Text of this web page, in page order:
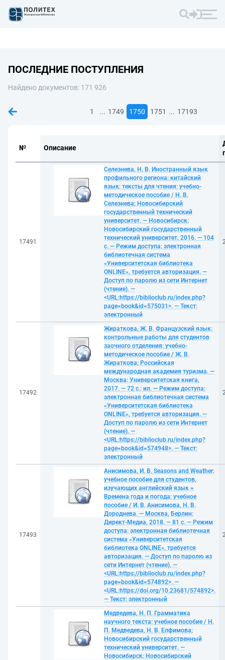
ПОСЛЕДНИЕ ПОСТУПЛЕНИЯ
Найдено документов: 171 926
1 ... 1749 1750 1751 ... 17193
№ Описание
17491
Селезнева, Н. В. Иностранный язык
профильного региона: китайский
язык: тексты для чтения: учебно-
методическое пособие / Н. В.
Селезнева; Новосибирский
государственный технический
университет. — Новосибирск:
Новосибирский государственный
технический университет, 2016. — 104
с. — Режим доступа: электронная
библиотечная система
«Университетская библиотека
ONLINE», требуется авторизация. —
Доступ по паролю из сети Интернет
(чтение). —
<URL:https://biblioclub.ru/index.php?
page=book&id=575031>. — Текст:
электронный
17492
Жираткова, Ж. В. Французский язык:
контрольные работы для студентов
заочного отделения: учебно-
методическое пособие / Ж. В.
Жираткова; Российская
международная академия туризма. —
Москва: Университетская книга,
2017. — 72 с.: ил. — Режим доступа:
электронная библиотечная система
«Университетская библиотека
ONLINE», требуется авторизация. —
Доступ по паролю из сети Интернет
(чтение). —
<URL:https://biblioclub.ru/index.php?
page=book&id=574948>. — Текст:
электронный
17493
Анисимова, И. В. Seasons and Weather:
учебное пособие для студентов,
изучающих английский язык =
Времена года и погода: учебное
пособие / И. В. Анисимова, Н. В.
Дороднева. — Москва, Берлин:
Директ-Медиа, 2018. — 81 с. — Режим
доступа: электронная библиотечная
система «Университетская
библиотека ONLINE», требуется
авторизация. — Доступ по паролю из
сети Интернет (чтение). —
<URL:https://biblioclub.ru/index.php?
page=book&id=574892>. —
<URL:https://doi.org/10.23681/574892>.
— Текст: электронный
Медведева, Н. П. Грамматика
научного текста: учебное пособие / Н.
П. Медведева, Н. В. Елфимова;
Новосибирский государственный
технический университет. —
Новосибирск: Новосибирский